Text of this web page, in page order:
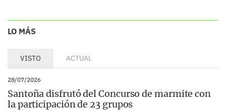
LO MÁS
VISTO ACTUAL
28/07/2026
Santoña disfrutó del Concurso de marmite con
la participación de 23 grupos